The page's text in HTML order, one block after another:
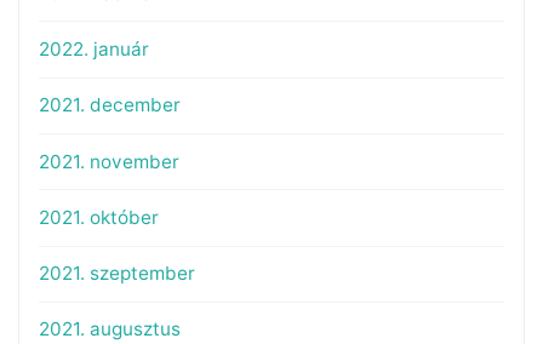
2022. január
2021. december
2021. november
2021. október
2021. szeptember
2021. augusztus